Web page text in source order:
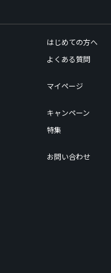
はじめての方へ
よくある質問
マイページ
キャンペーン
特集
お問い合わせ